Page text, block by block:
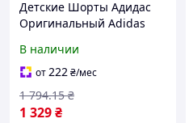
Детские Шорты Адидас
Оригинальный Adidas
FS0172_JR
В наличии
от222₴/мес
1 329₴
1 794.15 ₴